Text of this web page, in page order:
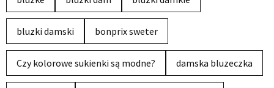
bluzki damski bonprix sweter
Czy kolorowe sukienki są modne? damska bluzeczka